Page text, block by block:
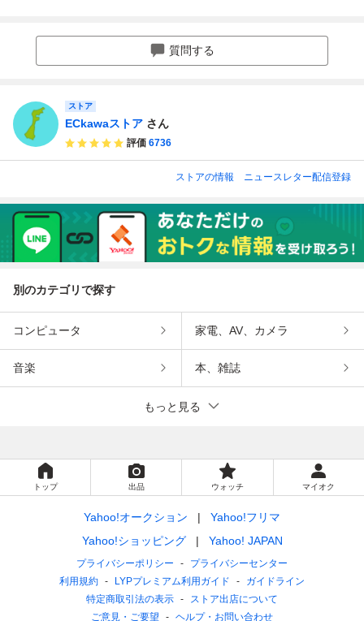
質問する
ストア
ECkawaストア さん
評価 6736
ストアの情報 ニュースレター配信登録
別のカテゴリで探す
コンピュータ 家電、AV、カメラ
音楽 本、雑誌
もっと見る
トップ 出品 ウォッチ マイオク
Yahoo!オークション
Yahoo!フリマ
Yahoo!ショッピング
Yahoo! JAPAN
プライバシーポリシー
プライバシーセンター
利用規約
LYPプレミアム利用ガイド
ガイドライン
特定商取引法の表示
ストア出店について
ご意見・ご要望
ヘルプ・お問い合わせ